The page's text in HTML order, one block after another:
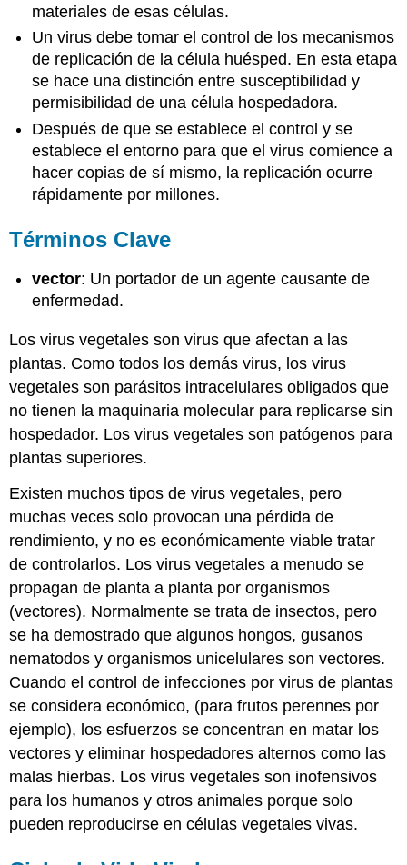
materiales de esas células.
Un virus debe tomar el control de los mecanismos
de replicación de la célula huésped. En esta etapa
se hace una distinción entre susceptibilidad y
permisibilidad de una célula hospedadora.
Después de que se establece el control y se
establece el entorno para que el virus comience a
hacer copias de sí mismo, la replicación ocurre
rápidamente por millones.
Términos Clave
vector: Un portador de un agente causante de
enfermedad.
Los virus vegetales son virus que afectan a las
plantas. Como todos los demás virus, los virus
vegetales son parásitos intracelulares obligados que
no tienen la maquinaria molecular para replicarse sin
hospedador. Los virus vegetales son patógenos para
plantas superiores.
Existen muchos tipos de virus vegetales, pero
muchas veces solo provocan una pérdida de
rendimiento, y no es económicamente viable tratar
de controlarlos. Los virus vegetales a menudo se
propagan de planta a planta por organismos
(vectores). Normalmente se trata de insectos, pero
se ha demostrado que algunos hongos, gusanos
nematodos y organismos unicelulares son vectores.
Cuando el control de infecciones por virus de plantas
se considera económico, (para frutos perennes por
ejemplo), los esfuerzos se concentran en matar los
vectores y eliminar hospedadores alternos como las
malas hierbas. Los virus vegetales son inofensivos
para los humanos y otros animales porque solo
pueden reproducirse en células vegetales vivas.